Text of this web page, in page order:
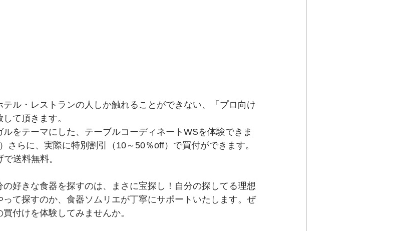
ル・レストランの人しか触れることができない、「プロ向け
て頂きます。
をテーマにした、テーブルコーディネートWSを体験できま
さらに、実際に特別割引（10～50％off）で買付ができます。
送料無料。
好きな食器を探すのは、まさに宝探し！自分の探してる理想
て探すのか、食器ソムリエが丁寧にサポートいたします。ぜ
買付けを体験してみませんか。